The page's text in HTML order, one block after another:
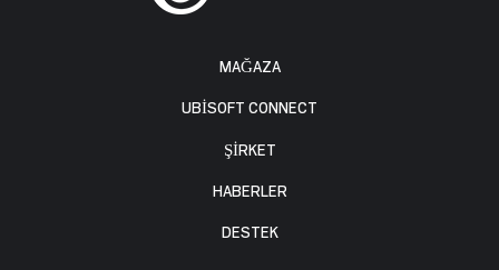
MAĞAZA
UBISOFT CONNECT
ŞİRKET
HABERLER
DESTEK